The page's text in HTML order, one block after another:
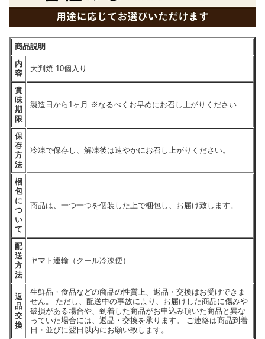
商品説明
内
容
大判焼 10個入り
賞
味
期
限
製造日から1ヶ月 ※なるべくお早めにお召し上がりください
保
存
方
法
冷凍で保存し、解凍後は速やかにお召し上がりください。
梱
包
に
つ
い
て
商品は、一つ一つを個装した上で梱包し、お届け致します。
配
送
方
法
ヤマト運輸（クール冷凍便）
返
品
交
換
生鮮品・食品などの商品の性質上、返品・交換はお受けできま
せん。 ただし、配送中の事故により、お届けした商品に傷みや
破損がある場合や、到着した商品がお申込み頂いた商品と異な
っていた場合には、返品・交換を承ります。 ご連絡は商品到着
日・並びに翌日以内にお願い致します。